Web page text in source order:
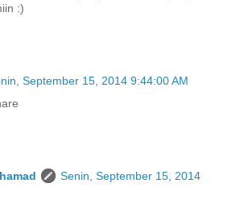
:)
September 15, 2014 9:44:00 AM
Senin, September 15, 2014